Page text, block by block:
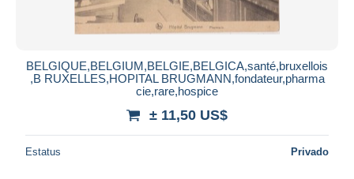
BELGIQUE,BELGIUM,BELGIE,BELGICA,santé,bruxellois
,B RUXELLES,HOPITAL BRUGMANN,fondateur,pharma
cie,rare,hospice
± 11,50 US$
Estatus Privado